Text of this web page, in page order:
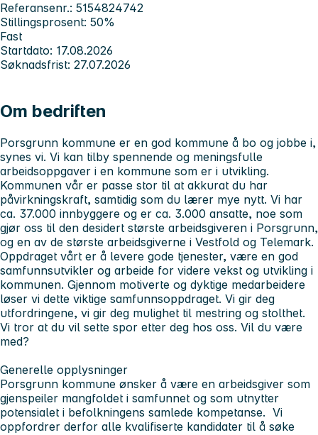
Referansenr.: 5154824742
Stillingsprosent: 50%
Fast
Startdato: 17.08.2026
Søknadsfrist: 27.07.2026
Om bedriften
Porsgrunn kommune er en god kommune å bo og jobbe i,
synes vi. Vi kan tilby spennende og meningsfulle
arbeidsoppgaver i en kommune som er i utvikling.
Kommunen vår er passe stor til at akkurat du har
påvirkningskraft, samtidig som du lærer mye nytt. Vi har
ca. 37.000 innbyggere og er ca. 3.000 ansatte, noe som
gjør oss til den desidert største arbeidsgiveren i Porsgrunn,
og en av de største arbeidsgiverne i Vestfold og Telemark.
Oppdraget vårt er å levere gode tjenester, være en god
samfunnsutvikler og arbeide for videre vekst og utvikling i
kommunen. Gjennom motiverte og dyktige medarbeidere
løser vi dette viktige samfunnsoppdraget. Vi gir deg
utfordringene, vi gir deg mulighet til mestring og stolthet.
Vi tror at du vil sette spor etter deg hos oss. Vil du være
med?
Generelle opplysninger
Porsgrunn kommune ønsker å være en arbeidsgiver som
gjenspeiler mangfoldet i samfunnet og som utnytter
potensialet i befolkningens samlede kompetanse. Vi
oppfordrer derfor alle kvalifiserte kandidater til å søke